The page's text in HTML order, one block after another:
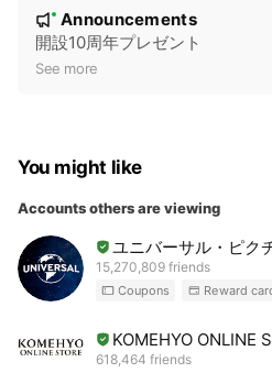
e
New
Announcements
開設10周年プレゼント
See more
You might like
Accounts others are viewing
ユニバーサル・ピク
15,270,809 friends
Coupons Reward
KOMEHYO ONLINE
618,464 friends